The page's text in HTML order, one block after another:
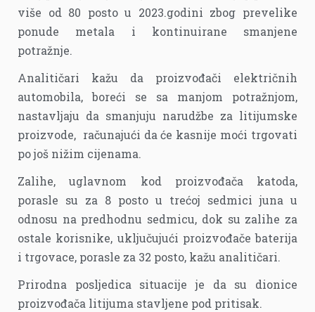
više od 80 posto u 2023.godini zbog prevelike
ponude metala i kontinuirane smanjene
potražnje.
Analitičari kažu da proizvođači električnih
automobila, boreći se sa manjom potražnjom,
nastavljaju da smanjuju narudžbe za litijumske
proizvode, računajući da će kasnije moći trgovati
po još nižim cijenama.
Zalihe, uglavnom kod proizvođača katoda,
porasle su za 8 posto u trećoj sedmici juna u
odnosu na predhodnu sedmicu, dok su zalihe za
ostale korisnike, uključujući proizvođače baterija
i trgovace, porasle za 32 posto, kažu analitičari.
Prirodna posljedica situacije je da su dionice
proizvođača litijuma stavljene pod pritisak.